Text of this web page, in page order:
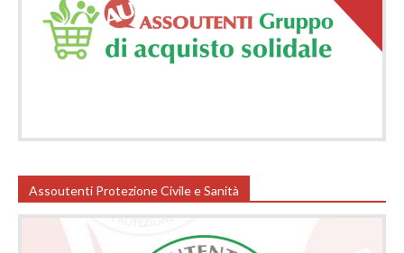
Assoutenti Protezione Civile e Sanità